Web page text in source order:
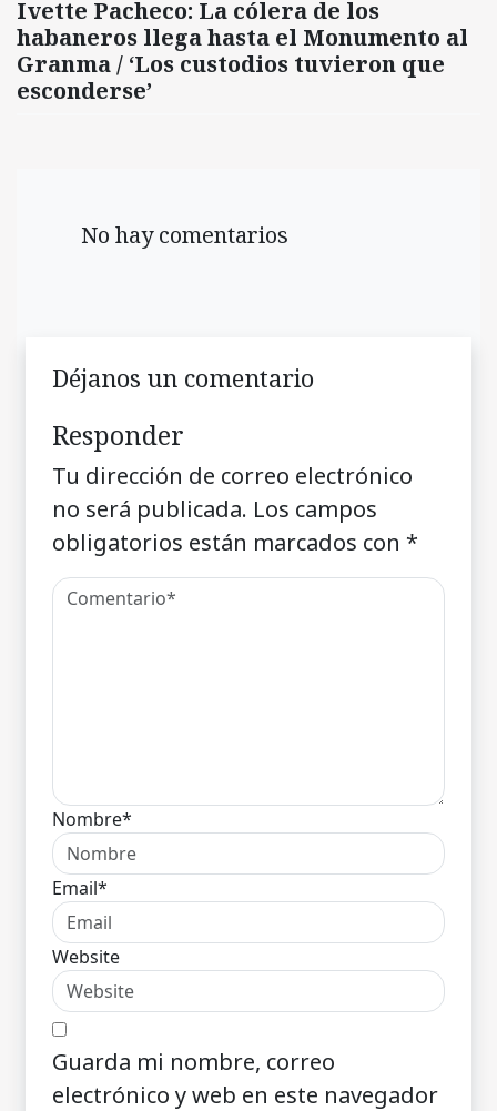
Ivette Pacheco: La cólera de los
habaneros llega hasta el Monumento al
Granma / ‘Los custodios tuvieron que
esconderse’
No hay comentarios
Déjanos un comentario
Responder
Tu dirección de correo electrónico
no será publicada. Los campos
obligatorios están marcados con *
Nombre*
Email*
Website
Guarda mi nombre, correo
electrónico y web en este navegador